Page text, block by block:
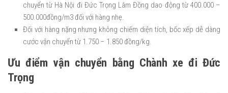
chuyển từ Hà Nội đi Đức Trọng Lâm Đồng dao động từ 400.000 –
500.000đồng/m3 đối với hàng nhẹ.
Đối với hàng nặng nhưng không chiếm diện tích, bốc xếp dễ dàng
cước vận chuyển từ 1.750 – 1.850 đồng/kg.
Ưu điểm vận chuyển bằng Chành xe đi Đức
Trọng